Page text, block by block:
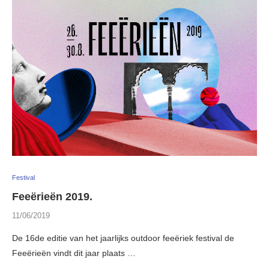
Festival
Feeërieën 2019.
11/06/2019
De 16de editie van het jaarlijks outdoor feeëriek festival de
Feeërieën vindt dit jaar plaats …